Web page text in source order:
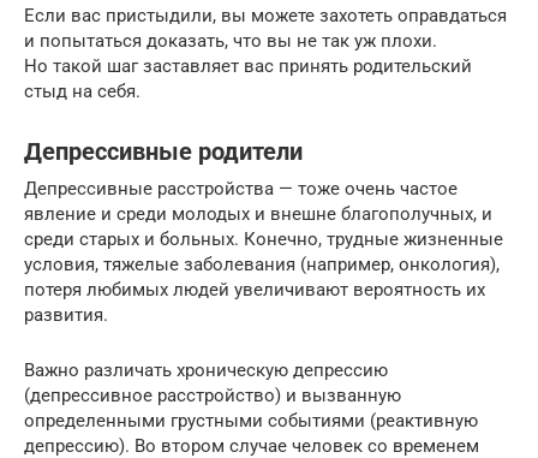
Если вас пристыдили, вы можете захотеть оправдаться
и попытаться доказать, что вы не так уж плохи.
Но такой шаг заставляет вас принять родительский
стыд на себя.
Депрессивные родители
Депрессивные расстройства — тоже очень частое
явление и среди молодых и внешне благополучных, и
среди старых и больных. Конечно, трудные жизненные
условия, тяжелые заболевания (например, онкология),
потеря любимых людей увеличивают вероятность их
развития.
Важно различать хроническую депрессию
(депрессивное расстройство) и вызванную
определенными грустными событиями (реактивную
депрессию). Во втором случае человек со временем